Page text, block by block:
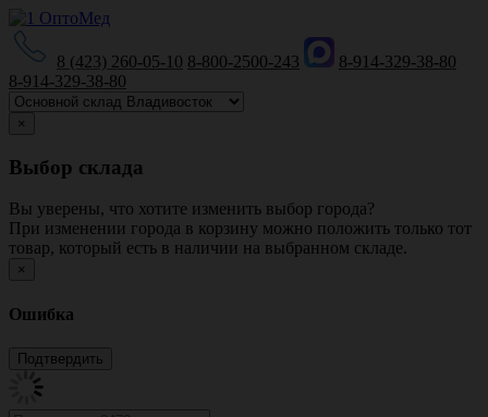
8 (423) 260-05-10 8-800-2500-243
8-914-329-38-80
8-914-329-38-80
×
Выбор склада
Вы уверены, что хотите изменить выбор города?
При изменении города в корзину можно положить только тот
товар, который есть в наличии на выбранном складе.
×
Ошибка